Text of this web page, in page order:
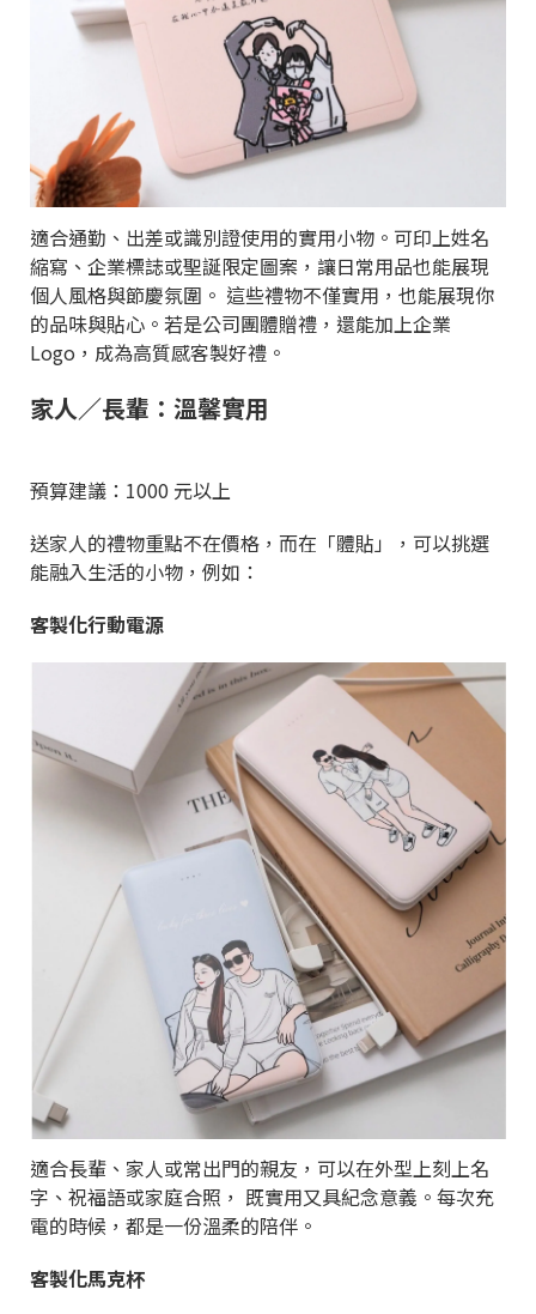
適合通勤、出差或識別證使用的實用小物。可印上姓名
縮寫、企業標誌或聖誕限定圖案，讓日常用品也能展現
個人風格與節慶氛圍。 這些禮物不僅實用，也能展現你
的品味與貼心。若是公司團體贈禮，還能加上企業
Logo，成為高質感客製好禮。
家人／長輩：溫馨實用
預算建議：1000 元以上
送家人的禮物重點不在價格，而在「體貼」，可以挑選
能融入生活的小物，例如：
客製化行動電源
適合長輩、家人或常出門的親友，可以在外型上刻上名
字、祝福語或家庭合照， 既實用又具紀念意義。每次充
電的時候，都是一份溫柔的陪伴。
客製化馬克杯